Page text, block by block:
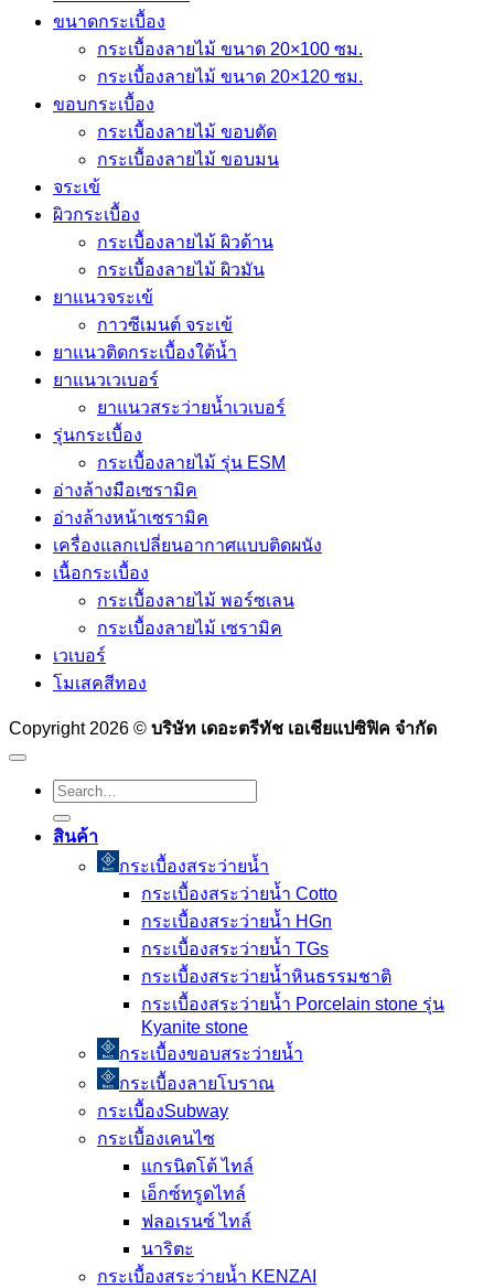
ขนาดกระเบื้อง
กระเบื้องลายไม้ ขนาด 20×100 ซม.
กระเบื้องลายไม้ ขนาด 20×120 ซม.
ขอบกระเบื้อง
กระเบื้องลายไม้ ขอบตัด
กระเบื้องลายไม้ ขอบมน
จระเข้
ผิวกระเบื้อง
กระเบื้องลายไม้ ผิวด้าน
กระเบื้องลายไม้ ผิวมัน
ยาแนวจระเข้
กาวซีเมนต์ จระเข้
ยาแนวติดกระเบื้องใต้น้ำ
ยาแนวเวเบอร์
ยาแนวสระว่ายน้ำเวเบอร์
รุ่นกระเบื้อง
กระเบื้องลายไม้ รุ่น ESM
อ่างล้างมือเซรามิค
อ่างล้างหน้าเซรามิค
เครื่องแลกเปลี่ยนอากาศแบบติดผนัง
เนื้อกระเบื้อง
กระเบื้องลายไม้ พอร์ซเลน
กระเบื้องลายไม้ เซรามิค
เวเบอร์
โมเสคสีทอง
Copyright 2026 © บริษัท เดอะตรีทัช เอเชียแปซิฟิค จำกัด
Search
for:
สินค้า
กระเบื้องสระว่ายนํ้า
กระเบื้องสระว่ายน้ำ Cotto
กระเบื้องสระว่ายน้ำ HGn
กระเบื้องสระว่ายน้ำ TGs
กระเบื้องสระว่ายน้ำหินธรรมชาติ
กระเบื้องสระว่ายนํ้า Porcelain stone รุ่น
Kyanite stone
กระเบื้องขอบสระว่ายน้ำ
กระเบื้องลายโบราณ
กระเบื้องSubway
กระเบื้องเคนไซ
แกรนิตโต้ ไทล์
เอ็กซ์ทรูดไทล์
ฟลอเรนซ์ ไทล์
นาริตะ
กระเบื้องสระว่ายน้ำ KENZAI